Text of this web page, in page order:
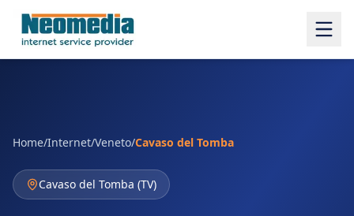
Home/Internet/Veneto/Cavaso del Tomba
Cavaso del Tomba (TV)